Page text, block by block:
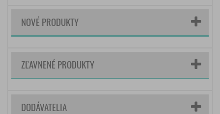
NOVÉ PRODUKTY
ZĽAVNENÉ PRODUKTY
DODÁVATELIA